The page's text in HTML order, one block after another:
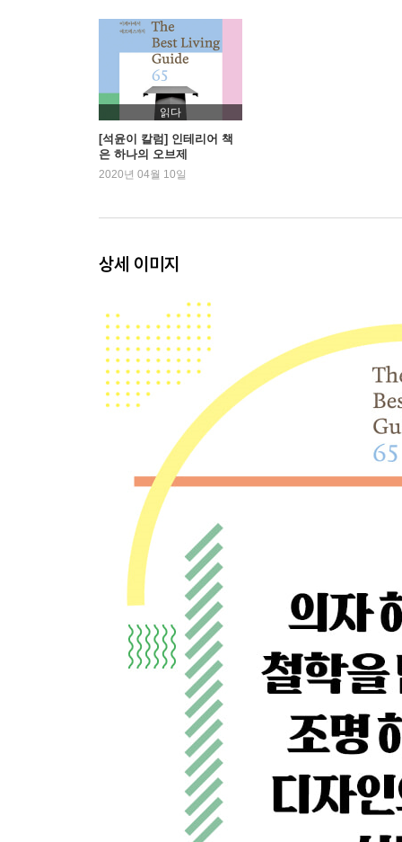
Vitra by chairgallery 비트라 바이 체어갤러리 ━ 명
TWL 티더블유엘 ━ 일상에 충실한 생활용품 90
J?ime blanc 짐블랑 ━ 온 가족을 위한 토털 리빙
STANDARD. 스탠다드에이 ━ 국내 수제 원목 가
D&DEPARTMENT 디앤디파트먼트 ━ 유행에 좌
IKEA 이케아 ━ 집과 관련된 모든 것을 한곳에서
BoConcept 보컨셉 ━ 어번 라이프스타일을 지향하
SPACELOGIC 스페이스로직 ━ 실용 모던 디자인
GERVASONI 제르바소니 ━ 130년 전통의 내추럴
WIE EIN KINO 비아인키노 ━ 개성 있는 라이프스
Parnell 파넬 ━ 컨템포러리 클래식 가구 브랜드 162
La Collecte 라꼴렉뜨 ━ 다양한 컬렉션의 가구 편
2 High-end Living 170
Duomo&Co. 두오모앤코 ━ 최고의 라인업을 갖춘
DePadova 데파도바 ━ 감각적인 미니멀 럭셔리
Molteni &C 몰테니앤씨 ━ 프리미엄을 향한 여정
Infini 인피니 ━ 공간을 감싸는 품격 198
Arclinea 아크리니아 ━ 친환경 소재로 완성한 하이
SIGNATURE KITCHEN SUITE 시그니처 키친
bulthaup 불탑 ━ 미니멀 속에 감춰진 최상의 디테
FLEXFORM 플렉스폼 ━ 프리미엄 라운지를 완성
haanong 하농 ━ 보이지 않는 곳의 가치 226
CREATIVE LAB 크리에이티브랩 ━ 모던 가구의
MAISON HERMES 메종 에르메스 ━ 삶의 예술을
A/ HUS 에이후스 ━ 단정한 북유럽 스타일부터 펑
gallery D&D 갤러리디앤디 ━ 바우하우스 정신의
Boffi 보피 ━ 장인 정신을 담은 주방의 명작 258
THE OMNI 디옴니 ━ 모던 클래식을 경험하다 262
THE EDIT 디에디트 ━ 아트 & 크래프트 가구와 조
innen 인엔 ━ 가구와 미술 작품의 믹스 앤 매치 274
읽다
[석윤이 칼럼] 인테리어 책
은 하나의 오브제
2020년 04월 10일
상세 이미지